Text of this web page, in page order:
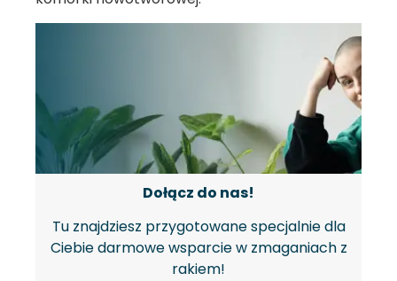
Dołącz do nas!
Tu znajdziesz przygotowane specjalnie dla
Ciebie darmowe wsparcie w zmaganiach z
rakiem!